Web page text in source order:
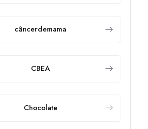
câncerdemama
CBEA
Chocolate